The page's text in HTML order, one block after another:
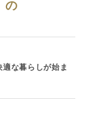
の
な暮らしが始ま